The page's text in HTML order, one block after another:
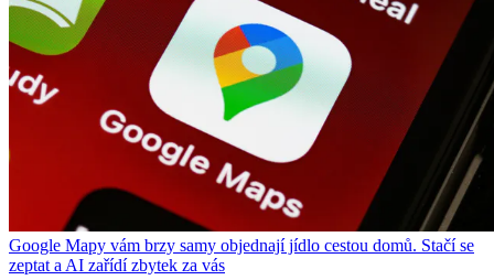
Google Mapy vám brzy samy objednají jídlo cestou domů. Stačí se
zeptat a AI zařídí zbytek za vás